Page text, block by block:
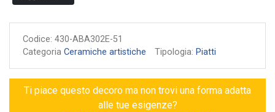
Codice: 430-ABA302E-51
Categoria Ceramiche artistiche Tipologia: Piatti
Ti piace questo decoro ma non trovi una forma adatta
alle tue esigenze?